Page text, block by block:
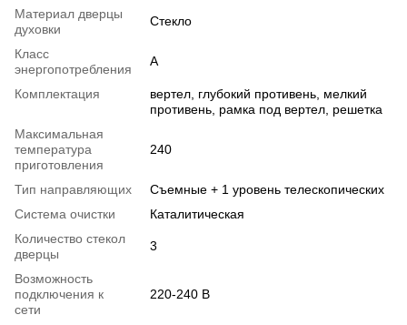
Материал дверцы
духовки
Стекло
Класс
энергопотребления
А
Комплектация
вертел, глубокий противень, мелкий
противень, рамка под вертел, решетка
Максимальная
температура
приготовления
240
Тип направляющих
Съемные + 1 уровень телескопических
Система очистки
Каталитическая
Количество стекол
дверцы
3
Возможность
подключения к
сети
220-240 В